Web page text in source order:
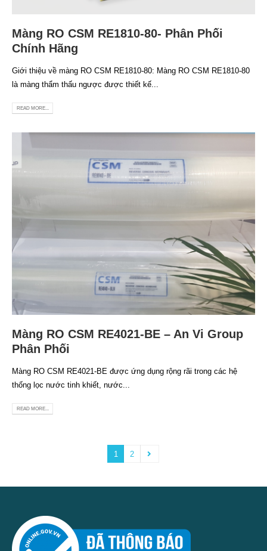
Màng RO CSM RE1810-80- Phân Phối
Chính Hãng
Giới thiệu về màng RO CSM RE1810-80: Màng RO CSM RE1810-80
là màng thẩm thấu ngược được thiết kế...
READ MORE...
Màng RO CSM RE4021-BE – An Vi Group
Phân Phối
Màng RO CSM RE4021-BE được ứng dụng rộng rãi trong các hệ
thống lọc nước tinh khiết, nước...
READ MORE...
1 2